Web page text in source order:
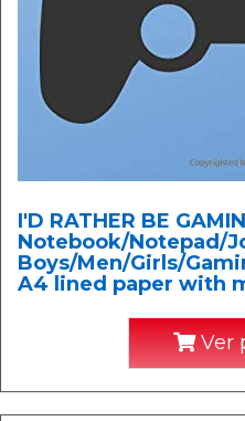
I'D RATHER BE
Notebook/Notepad/
Boys/Men/Girls/
A4 lined paper with
Ver